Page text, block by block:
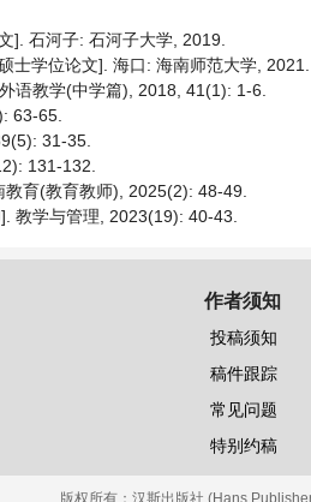
]. 石河子: 石河子大学, 2019.
士学位论文]. 海口: 海南师范大学, 2021.
语教学(中学篇), 2018, 41(1): 1-6.
63-65.
31-35.
131-132.
育(教育教师), 2025(2): 48-49.
教学与管理, 2023(19): 40-43.
作者须知
投稿须知
稿件跟踪
常见问题
特别约稿
版权所有： 汉斯出版社 (Hans